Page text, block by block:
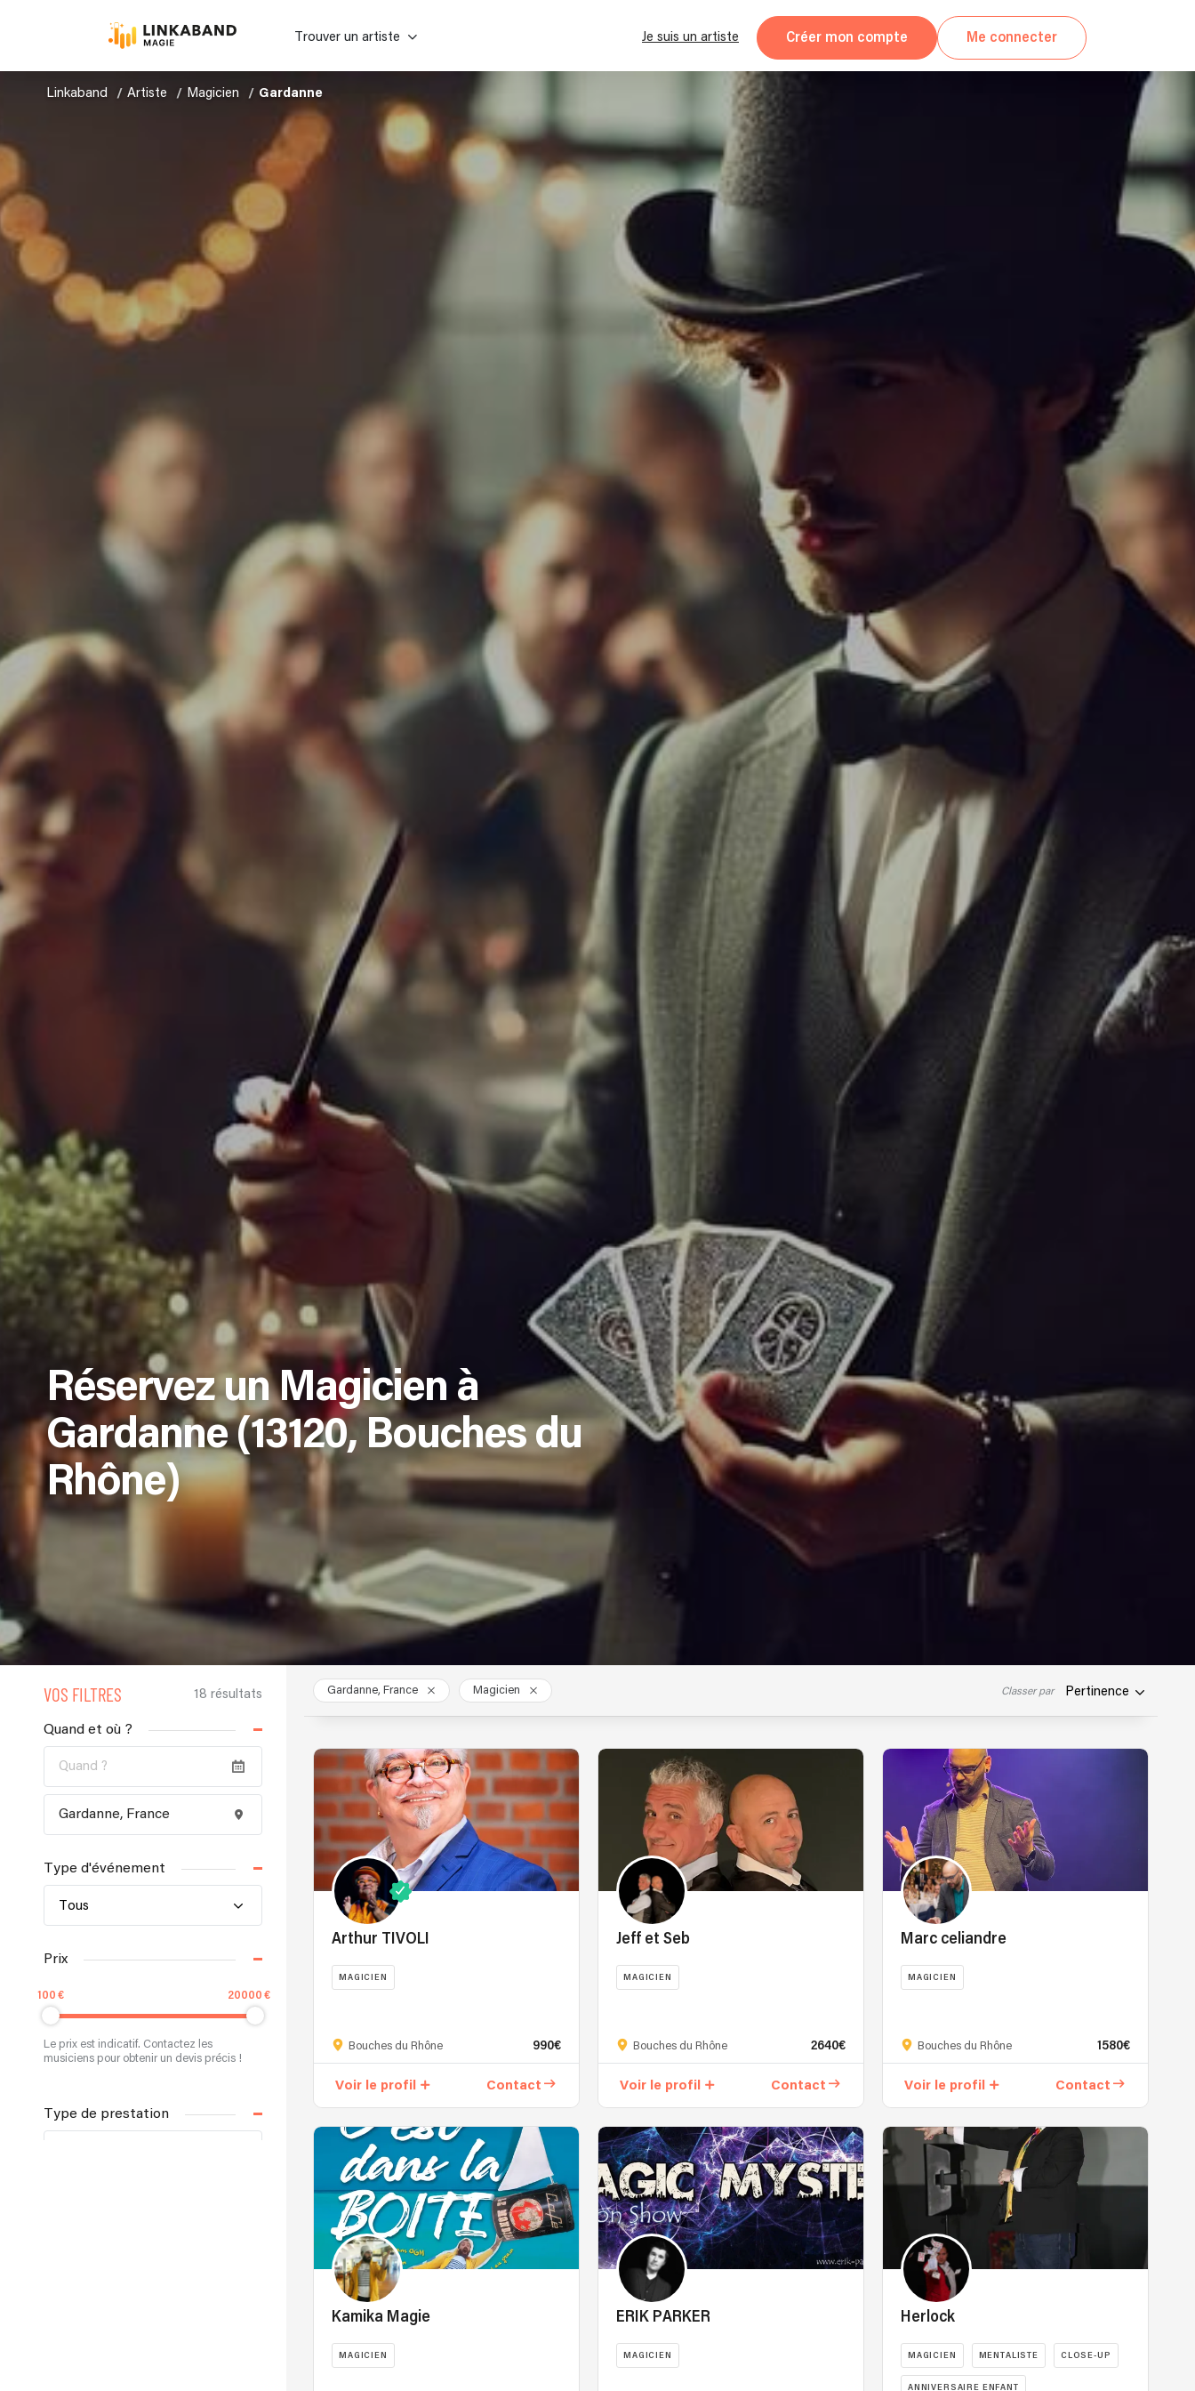
Trouver un artiste Je suis un artiste Créer mon compte Me connecter
Linkaband Artiste Magicien Gardanne
Réservez un Magicien à
Gardanne (13120, Bouches du
Rhône)
VOS FILTRES 18 résultats
Quand et où ?
Type d'événement
Tous
Prix
100 20000
Le prix est indicatif. Contactez les
musiciens pour obtenir un devis précis !
Type de prestation
Gardanne, France Magicien Classer par Pertinence
Arthur TIVOLI
MAGICIEN
–
Magicien
&
votre
événement
devenait
un
moment
de
magie
dont
vos
parleront
Bouches du Rhône 990€
Voir le profil Contact
Jeff et Seb
MAGICIEN
d'un
duo
?
c'est
de
multiplier
les
sensibilités
et
les
approches.
Vous
connaissez
être
Bouches du Rhône 2640€
Voir le profil Contact
Marc celiandre
MAGICIEN
magicien
de
l'émotion
l'illusion,
transforme
performance
en
une
expérience
poétique
inoubliable.
son
plus
Bouches du Rhône 1580€
Voir le profil Contact
Kamika Magie
MAGICIEN
ERIK PARKER
MAGICIEN
Herlock
MAGICIEN MENTALISTE CLOSE-UP
ANNIVERSAIRE ENFANT